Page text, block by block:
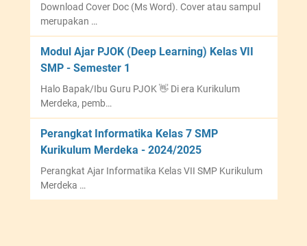
Download Cover Doc (Ms Word). Cover atau sampul
merupakan …
Modul Ajar PJOK (Deep Learning) Kelas VII
SMP - Semester 1
Halo Bapak/Ibu Guru PJOK 👋 Di era Kurikulum
Merdeka, pemb…
Perangkat Informatika Kelas 7 SMP
Kurikulum Merdeka - 2024/2025
Perangkat Ajar Informatika Kelas VII SMP Kurikulum
Merdeka …